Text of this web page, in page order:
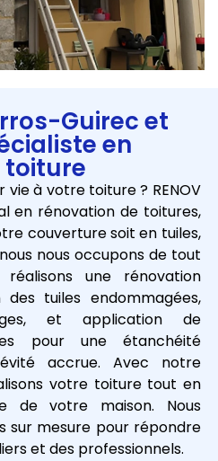
Guirec et
en
toiture
vie à votre toiture ? RENOV
en rénovation de toitures,
couverture soit en tuiles,
nous occupons de tout
une rénovation
tuiles endommagées,
et application de
pour une étanchéité
accrue. Avec notre
votre toiture tout en
de votre maison. Nous
sur mesure pour répondre
et des professionnels.